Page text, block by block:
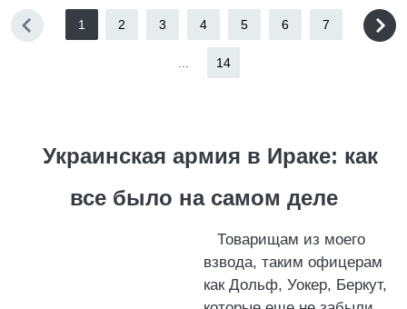
1 2 3 4 5 6 7
14
Украинская армия в Ираке: как
все было на самом деле
Товарищам из моего
взвода, таким офицерам
как Дольф, Уокер, Беркут,